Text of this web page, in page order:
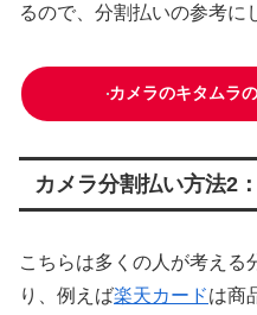
るので、分割払いの参考に
カメラのキタムラ
カメラ分割払い方法2
こちらは多くの人が考える
り、例えば楽天カードは商